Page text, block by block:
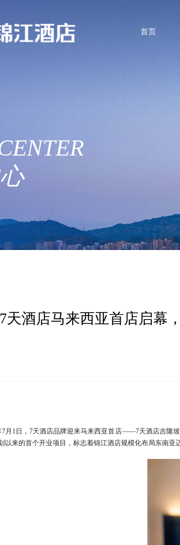
首页
7天酒店马来西亚首店启幕
7月1日，7天酒店品牌迎来马来西亚首店——7天酒店吉隆坡
以来的首个开业项目，标志着锦江酒店规模化布局东南亚